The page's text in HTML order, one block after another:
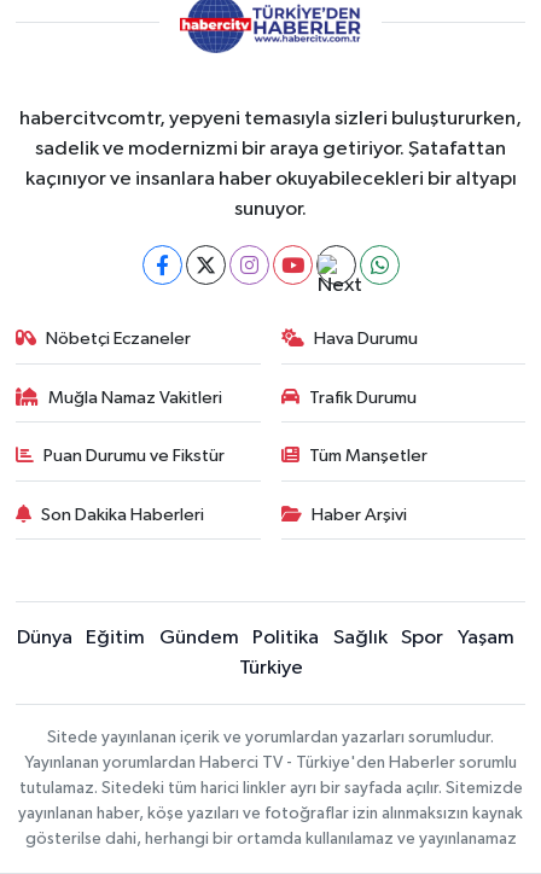
habercitvcomtr, yepyeni temasıyla sizleri buluştururken,
sadelik ve modernizmi bir araya getiriyor. Şatafattan
kaçınıyor ve insanlara haber okuyabilecekleri bir altyapı
sunuyor.
Nöbetçi Eczaneler Hava Durumu
Muğla Namaz Vakitleri Trafik Durumu
Puan Durumu ve Fikstür Tüm Manşetler
Son Dakika Haberleri Haber Arşivi
Dünya Eğitim Gündem Politika Sağlık Spor
Yaşam
Türkiye
Sitede yayınlanan içerik ve yorumlardan yazarları sorumludur.
Yayınlanan yorumlardan Haberci TV - Türkiye'den Haberler sorumlu
tutulamaz. Sitedeki tüm harici linkler ayrı bir sayfada açılır. Sitemizde
yayınlanan haber, köşe yazıları ve fotoğraflar izin alınmaksızın kaynak
gösterilse dahi, herhangi bir ortamda kullanılamaz ve yayınlanamaz